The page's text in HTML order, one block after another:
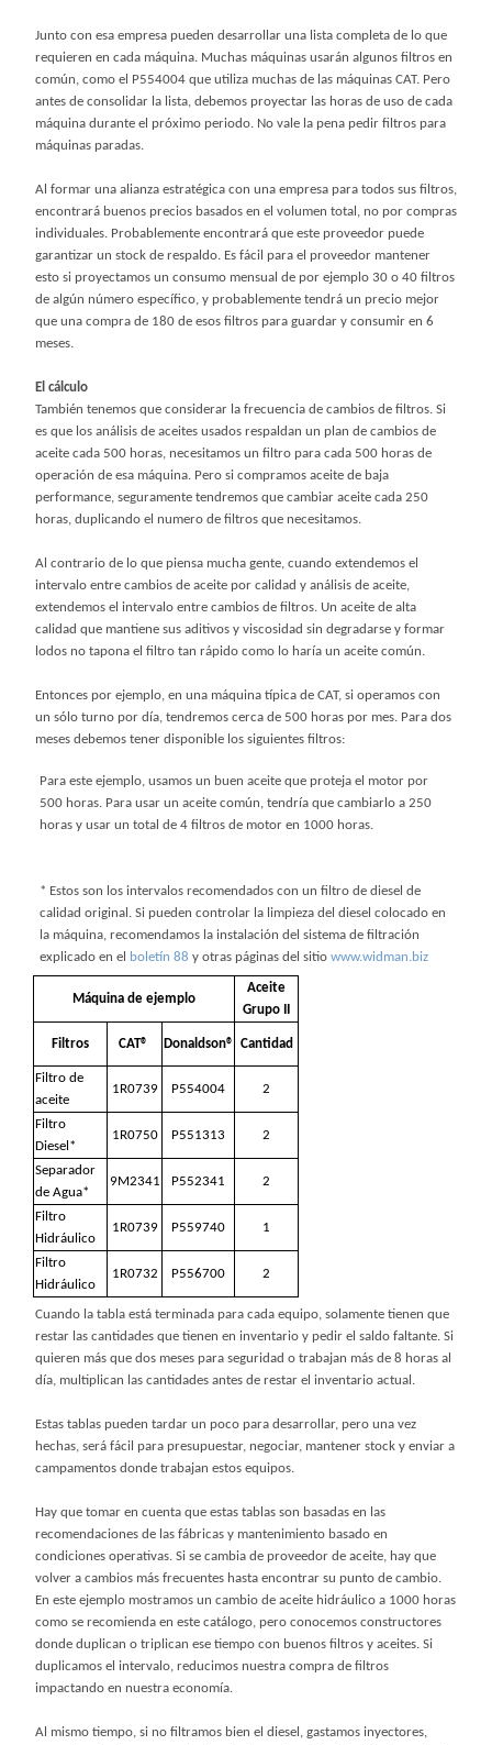
Junto con esa empresa pueden desarrollar una lista completa de lo que
requieren en cada máquina. Muchas máquinas usarán algunos filtros en
común, como el P554004 que utiliza muchas de las máquinas CAT. Pero
antes de consolidar la lista, debemos proyectar las horas de uso de cada
máquina durante el próximo periodo. No vale la pena pedir filtros para
máquinas paradas.
Al formar una alianza estratégica con una empresa para todos sus filtros,
encontrará buenos precios basados en el volumen total, no por compras
individuales. Probablemente encontrará que este proveedor puede
garantizar un stock de respaldo. Es fácil para el proveedor mantener
esto si proyectamos un consumo mensual de por ejemplo 30 o 40 filtros
de algún número específico, y probablemente tendrá un precio mejor
que una compra de 180 de esos filtros para guardar y consumir en 6
meses.
El cálculo
También tenemos que considerar la frecuencia de cambios de filtros. Si
es que los análisis de aceites usados respaldan un plan de cambios de
aceite cada 500 horas, necesitamos un filtro para cada 500 horas de
operación de esa máquina. Pero si compramos aceite de baja
performance, seguramente tendremos que cambiar aceite cada 250
horas, duplicando el numero de filtros que necesitamos.
Al contrario de lo que piensa mucha gente, cuando extendemos el
intervalo entre cambios de aceite por calidad y análisis de aceite,
extendemos el intervalo entre cambios de filtros. Un aceite de alta
calidad que mantiene sus aditivos y viscosidad sin degradarse y formar
lodos no tapona el filtro tan rápido como lo haría un aceite común.
Entonces por ejemplo, en una máquina típica de CAT, si operamos con
un sólo turno por día, tendremos cerca de 500 horas por mes. Para dos
meses debemos tener disponible los siguientes filtros:
Para este ejemplo, usamos un buen aceite que proteja el motor por
500 horas. Para usar un aceite común, tendría que cambiarlo a 250
horas y usar un total de 4 filtros de motor en 1000 horas.
* Estos son los intervalos recomendados con un filtro de diesel de
calidad original. Si pueden controlar la limpieza del diesel colocado en
la máquina, recomendamos la instalación del sistema de filtración
explicado en el
boletín 88 y otras páginas del sitio www.widman.biz
Máquina de ejemplo
Aceite
Grupo II
Filtros CAT® Donaldson® Cantidad
Filtro de
aceite
1R0739 P554004 2
Filtro
Diesel*
1R0750 P551313 2
Separador
de Agua*
9M2341 P552341 2
Filtro
Hidráulico
1R0739 P559740 1
Filtro
Hidráulico
1R0732 P556700 2
Cuando la tabla está terminada para cada equipo, solamente tienen que
restar las cantidades que tienen en inventario y pedir el saldo faltante. Si
quieren más que dos meses para seguridad o trabajan más de 8 horas al
día, multiplican las cantidades antes de restar el inventario actual.
Estas tablas pueden tardar un poco para desarrollar, pero una vez
hechas, será fácil para presupuestar, negociar, mantener stock y enviar a
campamentos donde trabajan estos equipos.
Hay que tomar en cuenta que estas tablas son basadas en las
recomendaciones de las fábricas y mantenimiento basado en
condiciones operativas. Si se cambia de proveedor de aceite, hay que
volver a cambios más frecuentes hasta encontrar su punto de cambio.
En este ejemplo mostramos un cambio de aceite hidráulico a 1000 horas
como se recomienda en este catálogo, pero conocemos constructores
donde duplican o triplican ese tiempo con buenos filtros y aceites. Si
duplicamos el intervalo, reducimos nuestra compra de filtros
impactando en nuestra economía.
Al mismo tiempo, si no filtramos bien el diesel, gastamos inyectores,